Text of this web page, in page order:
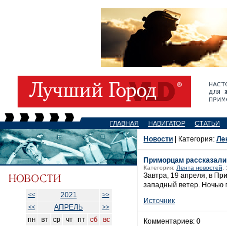
ГЛАВНАЯ НАВИГАТОР СТАТЬИ
<< 2021
>>
<<
АПРЕЛЬ >>
пн вт ср чт пт сб
вс
Новости | Категория:
Приморцам
Категория: Лента новостей
Завтра, 19 апреля, в
западный ветер. Ночью
Источник
Комментариев: 0